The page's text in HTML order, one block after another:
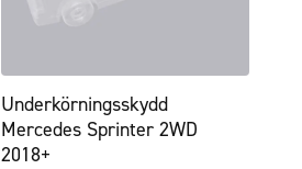
Underkörningsskydd
Mercedes Sprinter 2WD
2018+